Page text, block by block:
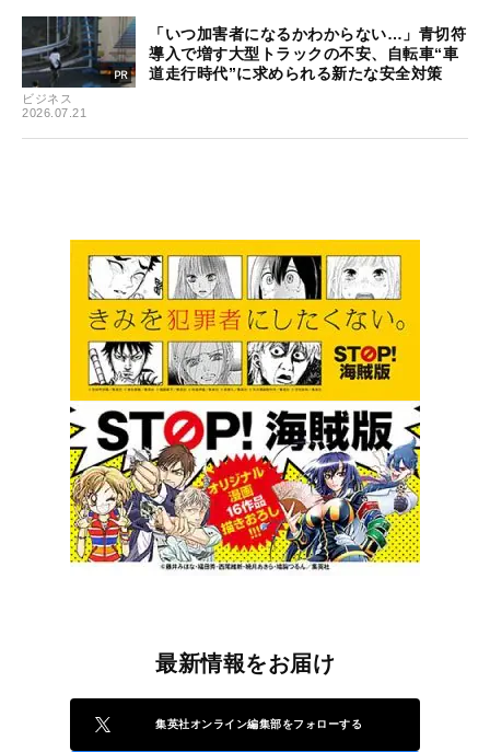
ビジネス
2026.07.21
「いつ加害者になるかわからない…」青切符
導入で増す大型トラックの不安、自転車“車
道走行時代”に求められる新たな安全対策
最新情報をお届け
集英社オンライン編集部をフォローする